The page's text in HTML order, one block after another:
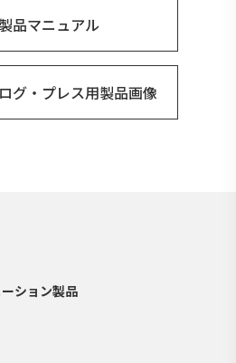
製品マニュアル
グ・プレス用製品画像
ション製品